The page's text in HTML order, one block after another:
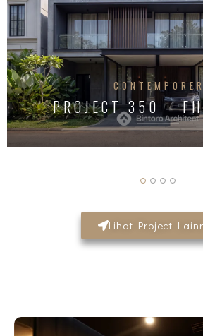
CONTEMPORER
PROJECT 350 –
Lihat Project